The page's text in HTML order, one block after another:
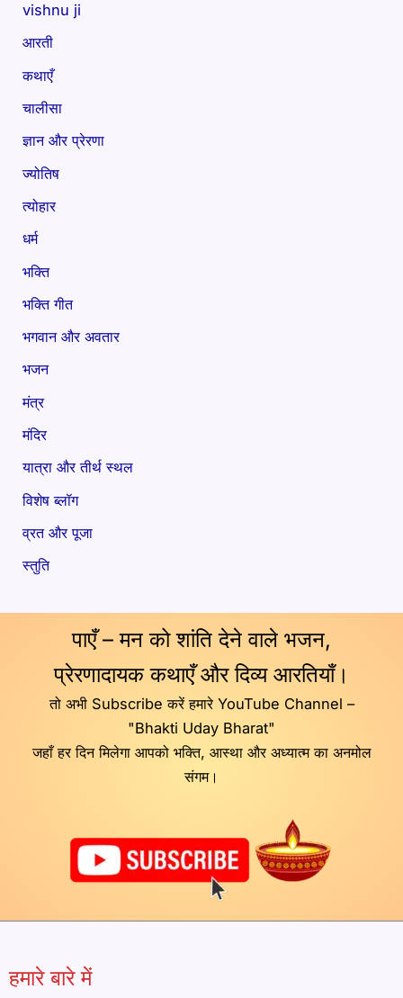
vishnu ji
आरती
कथाएँ
चालीसा
ज्ञान और प्रेरणा
ज्योतिष
त्योहार
धर्म
भक्ति
भक्ति गीत
भगवान और अवतार
भजन
मंत्र
मंदिर
यात्रा और तीर्थ स्थल
विशेष ब्लॉग
व्रत और पूजा
स्तुति
पाएँ – मन को शांति देने वाले भजन,
प्रेरणादायक कथाएँ और दिव्य आरतियाँ।
तो अभी Subscribe करें हमारे YouTube Channel –
"Bhakti Uday Bharat"
जहाँ हर दिन मिलेगा आपको भक्ति, आस्था और अध्यात्म का अनमोल
संगम।
हमारे बारे में